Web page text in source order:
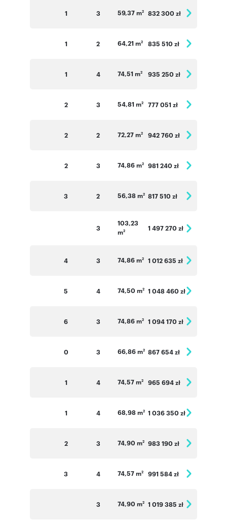
1 3 59,37 m2 832 300 zł
1 2 64,21 m2 835 510 zł
1 4 74,51 m2 935 250 zł
2 3 54,81 m2 777 051 zł
2 2 72,27 m2 942 760 zł
2 3 74,86 m2 981 240 zł
3 2 56,38 m2 817 510 zł
3
103,23
m2 1 497 270 zł
4 3 74,86 m2 1 012 635 zł
5 4 74,50 m2 1 048 460 zł
6 3 74,86 m2 1 094 170 zł
0 3 66,86 m2 867 654 zł
1 4 74,57 m2 965 694 zł
1 4 68,98 m2 1 036 350 zł
2 3 74,90 m2 983 190 zł
3 4 74,57 m2 991 584 zł
3 74,90 m2 1 019 385 zł